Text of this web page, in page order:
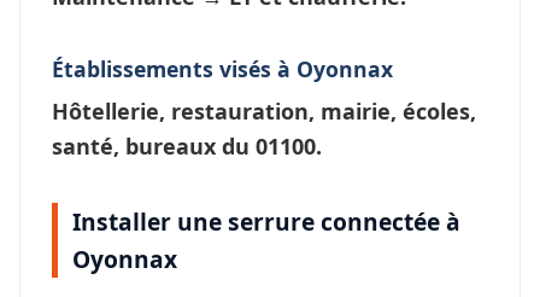
Établissements visés à Oyonnax
Hôtellerie, restauration, mairie, écoles,
santé, bureaux du 01100.
Installer une serrure connectée à
Oyonnax